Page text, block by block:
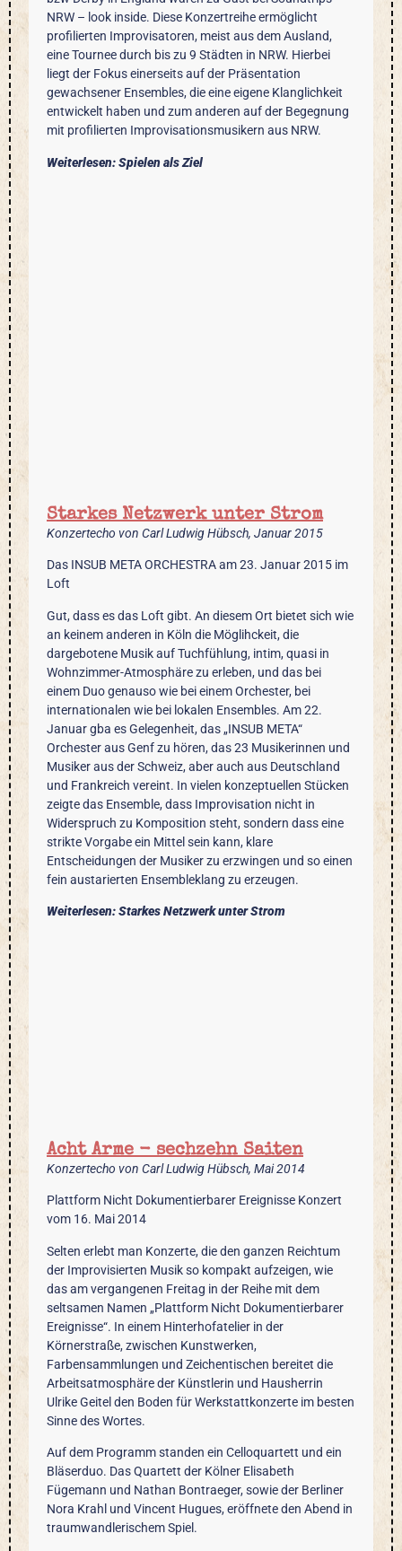
NRW – look inside. Diese Konzertreihe ermöglicht
profilierten Improvisatoren, meist aus dem Ausland,
eine Tournee durch bis zu 9 Städten in NRW. Hierbei
liegt der Fokus einerseits auf der Präsentation
gewachsener Ensembles, die eine eigene Klanglichkeit
entwickelt haben und zum anderen auf der Begegnung
mit profilierten Improvisationsmusikern aus NRW.
Weiterlesen: Spielen als Ziel
Starkes Netzwerk unter Strom
Konzertecho von Carl Ludwig Hübsch, Januar 2015
Das INSUB META ORCHESTRA am 23. Januar 2015 im
Loft
Gut, dass es das Loft gibt. An diesem Ort bietet sich wie
an keinem anderen in Köln die Möglihckeit, die
dargebotene Musik auf Tuchfühlung, intim, quasi in
Wohnzimmer-Atmosphäre zu erleben, und das bei
einem Duo genauso wie bei einem Orchester, bei
internationalen wie bei lokalen Ensembles. Am 22.
Januar gba es Gelegenheit, das „INSUB META“
Orchester aus Genf zu hören, das 23 Musikerinnen und
Musiker aus der Schweiz, aber auch aus Deutschland
und Frankreich vereint. In vielen konzeptuellen Stücken
zeigte das Ensemble, dass Improvisation nicht in
Widerspruch zu Komposition steht, sondern dass eine
strikte Vorgabe ein Mittel sein kann, klare
Entscheidungen der Musiker zu erzwingen und so einen
fein austarierten Ensembleklang zu erzeugen.
Weiterlesen: Starkes Netzwerk unter Strom
Acht Arme - sechzehn Saiten
Konzertecho von Carl Ludwig Hübsch, Mai 2014
Plattform Nicht Dokumentierbarer Ereignisse Konzert
vom 16. Mai 2014
Selten erlebt man Konzerte, die den ganzen Reichtum
der Improvisierten Musik so kompakt aufzeigen, wie
das am vergangenen Freitag in der Reihe mit dem
seltsamen Namen „Plattform Nicht Dokumentierbarer
Ereignisse“. In einem Hinterhofatelier in der
Körnerstraße, zwischen Kunstwerken,
Farbensammlungen und Zeichentischen bereitet die
Arbeitsatmosphäre der Künstlerin und Hausherrin
Ulrike Geitel den Boden für Werkstattkonzerte im besten
Sinne des Wortes.
Auf dem Programm standen ein Celloquartett und ein
Bläserduo. Das Quartett der Kölner Elisabeth
Fügemann und Nathan Bontraeger, sowie der Berliner
Nora Krahl und Vincent Hugues, eröffnete den Abend in
traumwandlerischem Spiel.